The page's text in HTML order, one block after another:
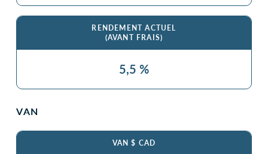
RENDEMENT ACTUEL
(AVANT FRAIS)
5,5 %
VAN
VAN $ CAD